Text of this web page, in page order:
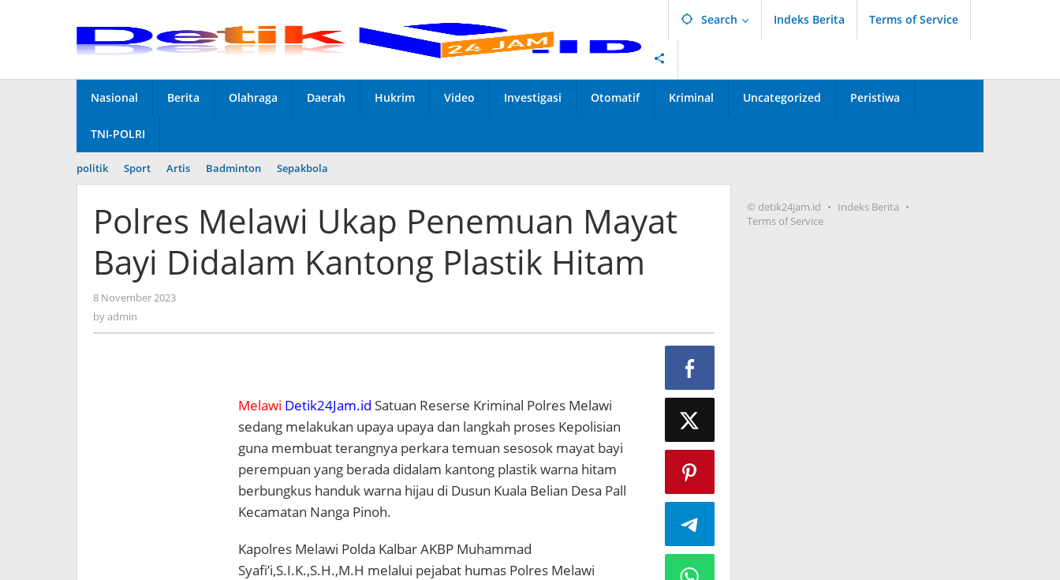
Search Indeks Berita Terms of Service
Nasional Berita Olahraga Daerah Hukrim Video Investigasi Otomatif Kriminal Uncategorized Peristiwa
TNI-POLRI
politik Sport Artis Badminton Sepakbola
Polres Melawi Ukap Penemuan Mayat
Bayi Didalam Kantong Plastik Hitam
8 November 2023
byadmin
Melawi Detik24Jam.id Satuan Reserse Kriminal Polres Melawi
sedang melakukan upaya upaya dan langkah proses Kepolisian
guna membuat terangnya perkara temuan sesosok mayat bayi
perempuan yang berada didalam kantong plastik warna hitam
berbungkus handuk warna hijau di Dusun Kuala Belian Desa Pall
Kecamatan Nanga Pinoh.
Kapolres Melawi Polda Kalbar AKBP Muhammad
Syafi’i,S.I.K.,S.H.,M.H melalui pejabat humas Polres Melawi
© detik24jam.id
Indeks Berita
Terms of Service